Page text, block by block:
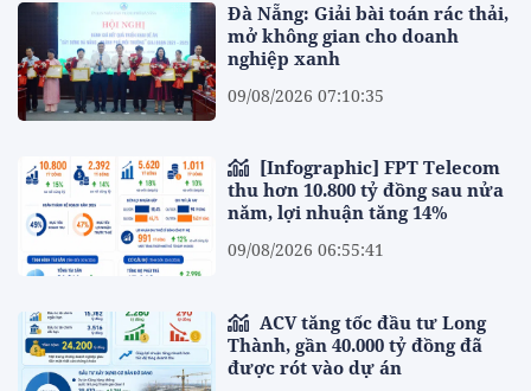
Đà Nẵng: Giải bài toán rác thải,
mở không gian cho doanh
nghiệp xanh
09/08/2026 07:10:35
thu hơn 10.800 tỷ đồng sau nửa
năm, lợi nhuận tăng 14%
09/08/2026 06:55:41
Thành, gần 40.000 tỷ đồng đã
được rót vào dự án